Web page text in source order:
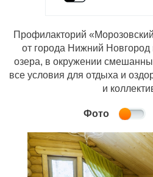
Профилакторий
от города Нижний Новгород
озера, в окружении
все условия для отдыха и
и
Фото